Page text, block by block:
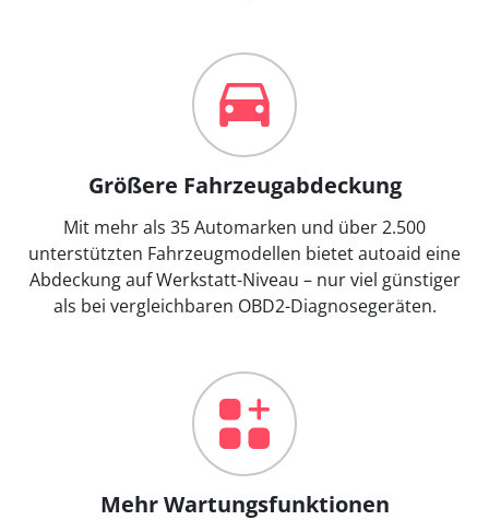
Größere Fahrzeugabdeckung
Mit mehr als 35 Automarken und über 2.500
unterstützten Fahrzeugmodellen bietet autoaid eine
Abdeckung auf Werkstatt-Niveau – nur viel günstiger
als bei vergleichbaren OBD2-Diagnosegeräten.
Mehr Wartungsfunktionen